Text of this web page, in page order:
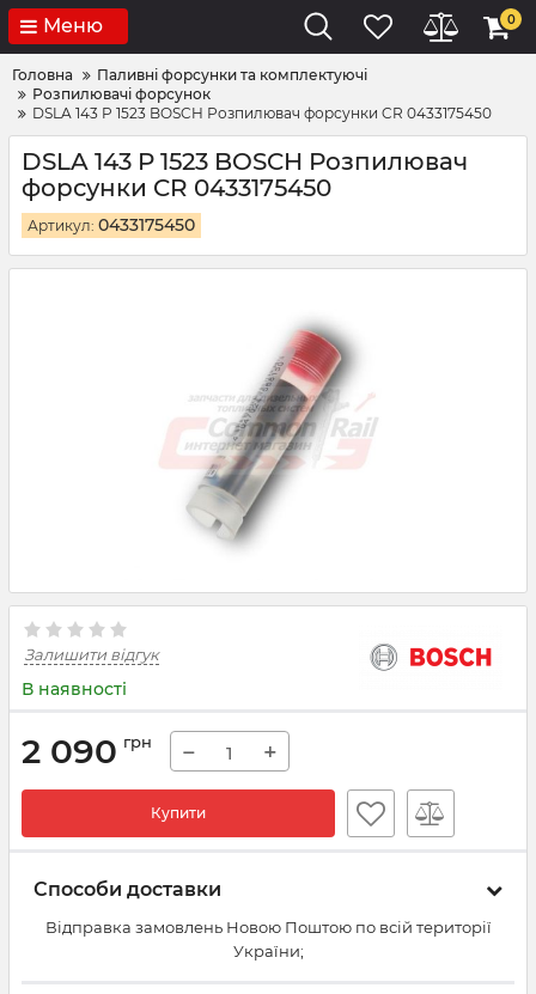
Меню 0
Головна
Паливні форсунки та комплектуючі
Розпилювачі форсунок
DSLA 143 P 1523 BOSCH Розпилювач форсунки CR 0433175450
DSLA 143 P 1523 BOSCH Розпилювач
форсунки CR 0433175450
Артикул: 0433175450
Залишити відгук
В наявності
2 090 грн − +
Купити
Способи доставки
Відправка замовлень Новою Поштою по всій території
України;